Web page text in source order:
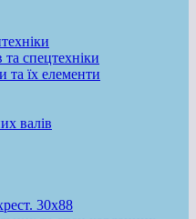
та спецтехніки
та їх елементи
валів
30x88